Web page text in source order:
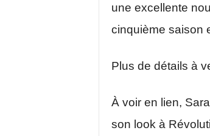
une excellente
cinquième saison
Plus de détails à
À voir en lien,
son look à